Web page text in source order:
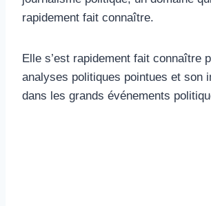
rapidement fait connaître.
Elle s’est rapidement fait connaître
analyses politiques pointues et son
dans les grands événements